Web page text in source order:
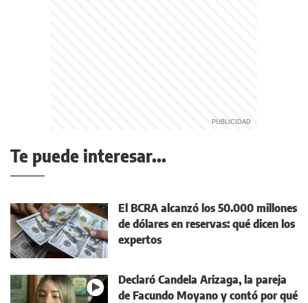
Te puede interesar...
El BCRA alcanzó los 50.000 millones
de dólares en reservas: qué dicen los
expertos
Declaró Candela Arizaga, la pareja
de Facundo Moyano y contó por qué